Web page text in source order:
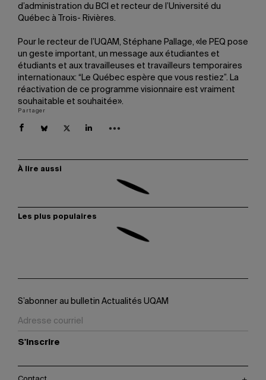
d’administration du BCI et recteur de l’Université du
Québec à Trois- Rivières.
Pour le recteur de l’UQAM, Stéphane Pallage, «le PEQ pose
un geste important, un message aux étudiantes et
étudiants et aux travailleuses et travailleurs temporaires
internationaux: “Le Québec espère que vous restiez”. La
réactivation de ce programme visionnaire est vraiment
souhaitable et souhaitée».
Partager
À lire aussi
Les plus populaires
S’abonner au bulletin Actualités UQAM
S'inscrire